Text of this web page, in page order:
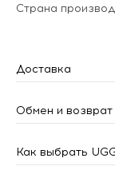
Страна
Доставка
Обмен и возврат
Как выбрать